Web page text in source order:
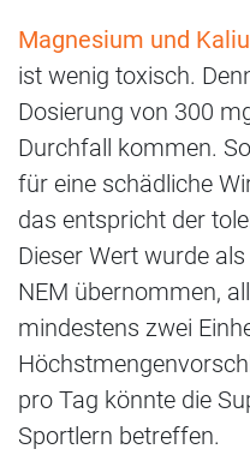
Magnesium und
ist wenig toxisch.
Dosierung von 300
Durchfall kommen.
für eine schädliche
das entspricht der
Dieser Wert wurde
NEM übernommen,
mindestens zwei
pro Tag könnte die
Sportlern betreffen.